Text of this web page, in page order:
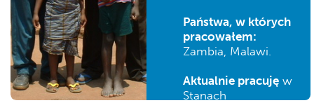
Państwa, w których
pracowałem:
Zambia, Malawi.
Aktualnie pracuję w
Stanach